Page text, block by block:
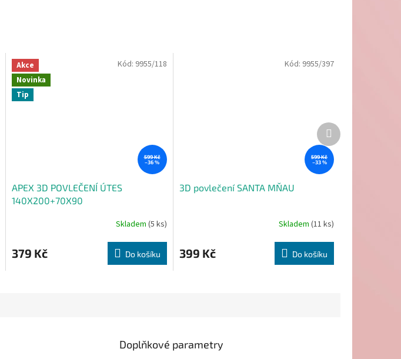
Akce
Novinka
Tip
599 Kč
–36 %
APEX 3D POVLEČENÍ ÚTES
140X200+70X90
Skladem (5 ks)
379 Kč Do košíku
Kód: 9955/118
599 Kč
–33 %
3D povlečení SANTA MŇAU
Skladem (11 ks)
399 Kč Do košíku
Kód: 9955/397
Další
produkt
Doplňkové parametry